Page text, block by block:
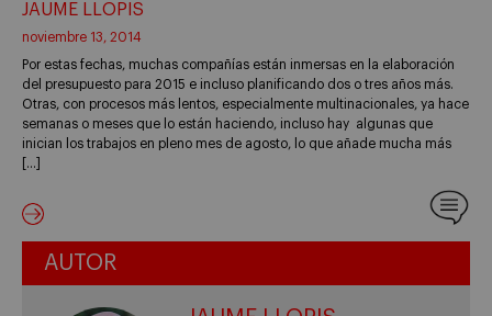
JAUME LLOPIS
noviembre 13, 2014
Por estas fechas, muchas compañías están inmersas en la elaboración
del presupuesto para 2015 e incluso planificando dos o tres años más.
Otras, con procesos más lentos, especialmente multinacionales, ya hace
semanas o meses que lo están haciendo, incluso hay algunas que
inician los trabajos en pleno mes de agosto, lo que añade mucha más
[…]
AUTOR